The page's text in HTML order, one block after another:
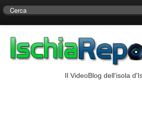
Centro di Ricerche Storiche D’Ambra
Il VideoBlog dell'isola